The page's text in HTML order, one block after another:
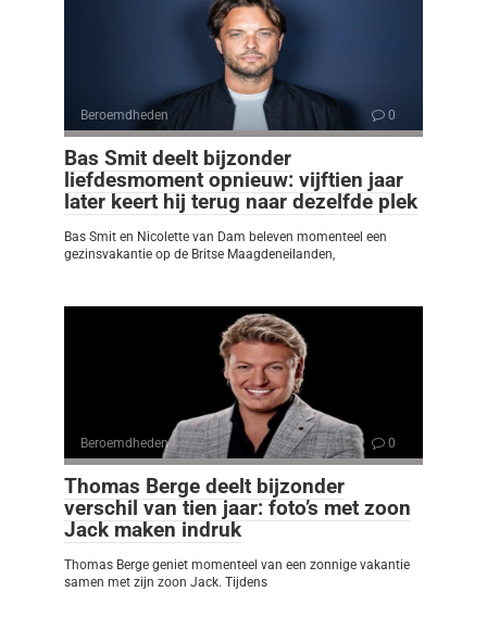
Beroemdheden 0
Bas Smit deelt bijzonder
liefdesmoment opnieuw: vijftien jaar
later keert hij terug naar dezelfde plek
Bas Smit en Nicolette van Dam beleven momenteel een
gezinsvakantie op de Britse Maagdeneilanden,
Beroemdheden 0
Thomas Berge deelt bijzonder
verschil van tien jaar: foto’s met zoon
Jack maken indruk
Thomas Berge geniet momenteel van een zonnige vakantie
samen met zijn zoon Jack. Tijdens